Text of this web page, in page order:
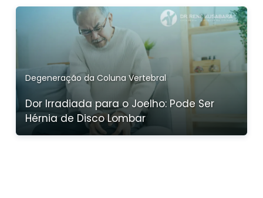
Degeneração da Coluna Vertebral
Dor Irradiada para o Joelho: Pode Ser
Hérnia de Disco Lombar